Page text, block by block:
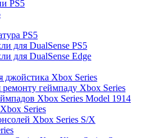
PS5
PS5
для DualSense PS5
для DualSense Edge
джойстика Xbox Series
геймпаду Xbox Series
Xbox Series Model 1914
Series
Xbox Series S/X